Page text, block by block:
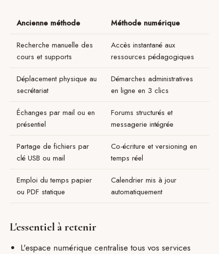
Ancienne méthode Méthode numérique
Recherche manuelle des
cours et supports
Accès instantané aux
ressources pédagogiques
Déplacement physique au
secrétariat
Démarches administratives
en ligne en 3 clics
Échanges par mail ou en
présentiel
Forums structurés et
messagerie intégrée
Partage de fichiers par
clé USB ou mail
Co-écriture et versioning en
temps réel
Emploi du temps papier
ou PDF statique
Calendrier mis à jour
automatiquement
L'essentiel à retenir
L'espace numérique centralise tous vos services